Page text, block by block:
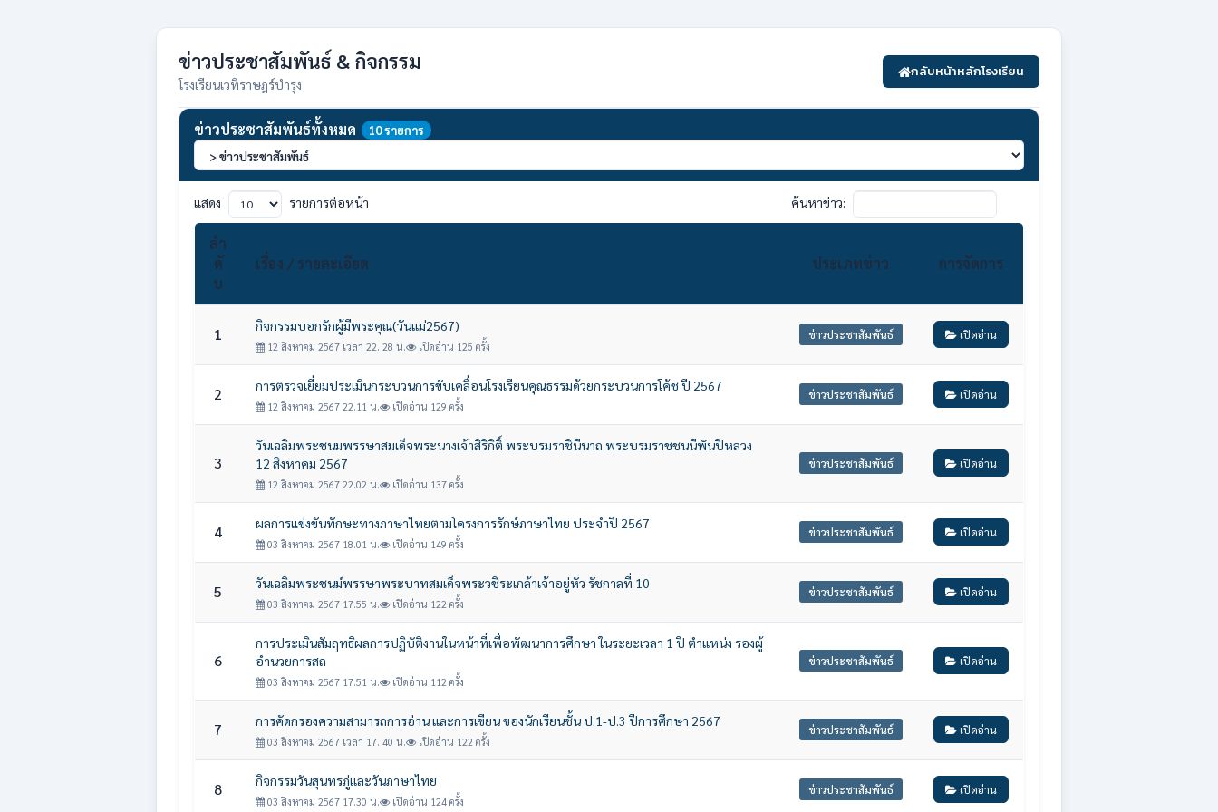
ข่าวประชาสัมพันธ์ & กิจกรรม
โรงเรียนเวทีราษฎร์บำรุง
กลับหน้าหลักโรงเรียน
ข่าวประชาสัมพันธ์ทั้งหมด 10 รายการ
แสดง รายการต่อหน้า ค้นหาข่าว:
ลำ
ดั
บ
เรื่อง / รายละเอียด ประเภทข่าว การจัดการ
1 กิจกรรมบอกรักผู้มีพระคุณ(วันแม่2567)
12 สิงหาคม 2567 เวลา 22. 28 น. เปิดอ่าน 125 ครั้ง
ข่าวประชาสัมพันธ์ เปิดอ่าน
2 การตรวจเยี่ยมประเมินกระบวนการขับเคลื่อนโรงเรียนคุณธรรมด้วยกระบวนการโค้ช ปี 2567
12 สิงหาคม 2567 22.11 น. เปิดอ่าน 129 ครั้ง
ข่าวประชาสัมพันธ์ เปิดอ่าน
3
วันเฉลิมพระชนมพรรษาสมเด็จพระนางเจ้าสิริกิติ์ พระบรมราชินีนาถ พระบรมราชชนนีพันปีหลวง
12 สิงหาคม 2567
12 สิงหาคม 2567 22.02 น. เปิดอ่าน 137 ครั้ง
ข่าวประชาสัมพันธ์ เปิดอ่าน
4 ผลการแข่งขันทักษะทางภาษาไทยตามโครงการรักษ์ภาษาไทย ประจำปี 2567
03 สิงหาคม 2567 18.01 น. เปิดอ่าน 149 ครั้ง
ข่าวประชาสัมพันธ์ เปิดอ่าน
5 วันเฉลิมพระชนม์พรรษาพระบาทสมเด็จพระวชิระเกล้าเจ้าอยู่หัว รัชกาลที่ 10
03 สิงหาคม 2567 17.55 น. เปิดอ่าน 122 ครั้ง
ข่าวประชาสัมพันธ์ เปิดอ่าน
6
การประเมินสัมฤทธิผลการปฏิบัติงานในหน้าที่เพื่อพัฒนาการศึกษา ในระยะเวลา 1 ปี ตำแหน่ง รองผู้
อำนวยการสถ
03 สิงหาคม 2567 17.51 น. เปิดอ่าน 112 ครั้ง
ข่าวประชาสัมพันธ์ เปิดอ่าน
7 การคัดกรองความสามารถการอ่าน และการเขียน ของนักเรียนชั้น ป.1-ป.3 ปีการศึกษา 2567
03 สิงหาคม 2567 เวลา 17. 40 น. เปิดอ่าน 122 ครั้ง
ข่าวประชาสัมพันธ์ เปิดอ่าน
8 กิจกรรมวันสุนทรภู่และวันภาษาไทย
03 สิงหาคม 2567 17.30 น. เปิดอ่าน 124 ครั้ง
ข่าวประชาสัมพันธ์ เปิดอ่าน